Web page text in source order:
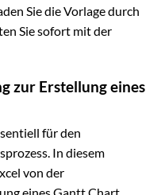
Sie die Vorlage durch
Sie sofort mit der
zur Erstellung eines
für den
In diesem
von der